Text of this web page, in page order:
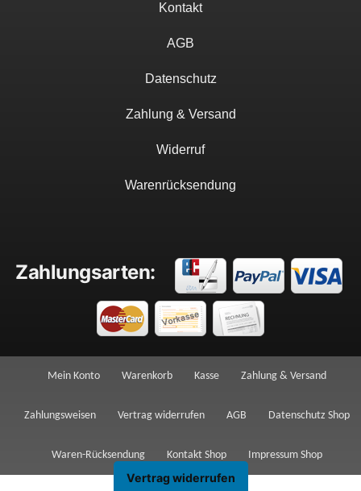
Kontakt
AGB
Datenschutz
Zahlung & Versand
Widerruf
Warenrücksendung
Zahlungsarten:
Mein Konto Warenkorb Kasse Zahlung & Versand
Zahlungsweisen Vertrag widerrufen AGB Datenschutz Shop
Waren-Rücksendung Kontakt Shop Impressum Shop
Vertrag widerrufen